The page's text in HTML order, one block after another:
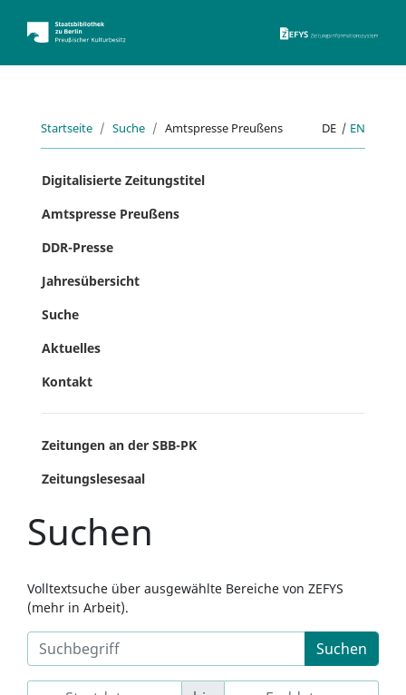
Startseite Suche Amtspresse Preußens DE | EN
Digitalisierte Zeitungstitel
Amtspresse Preußens
DDR-Presse
Jahresübersicht
Suche
Aktuelles
Kontakt
Zeitungen an der SBB-PK
Zeitungslesesaal
Suchen
Volltextsuche über ausgewählte Bereiche von ZEFYS
(mehr in Arbeit).
Suchen